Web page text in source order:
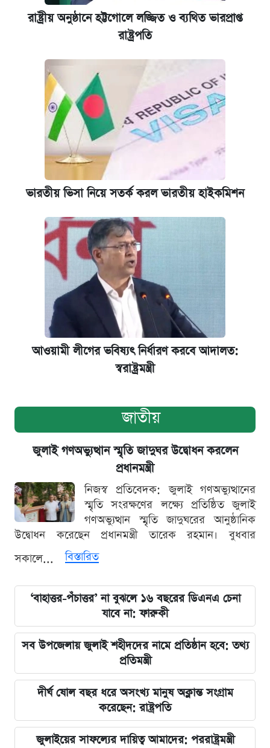
রাষ্ট্রীয় অনুষ্ঠানে হট্টগোলে লজ্জিত ও ব্যথিত ভারপ্রাপ্ত
রাষ্ট্রপতি
ভারতীয় ভিসা নিয়ে সতর্ক করল ভারতীয় হাইকমিশন
আওয়ামী লীগের ভবিষ্যৎ নির্ধারণ করবে আদালত:
স্বরাষ্ট্রমন্ত্রী
জাতীয়
জুলাই গণঅভ্যুত্থান স্মৃতি জাদুঘর উদ্বোধন করলেন
প্রধানমন্ত্রী
নিজস্ব প্রতিবেদক: জুলাই গণঅভ্যুত্থানের
স্মৃতি সংরক্ষণের লক্ষ্যে প্রতিষ্ঠিত জুলাই
গণঅভ্যুত্থান স্মৃতি জাদুঘরের আনুষ্ঠানিক
উদ্বোধন করেছেন প্রধানমন্ত্রী তারেক রহমান। বুধবার
সকালে...
বিস্তারিত
‘বাহাত্তর-পঁচাত্তর’ না বুঝলে ১৬ বছরের ডিএনএ চেনা
যাবে না: ফারুকী
সব উপজেলায় জুলাই শহীদদের নামে প্রতিষ্ঠান হবে: তথ্য
প্রতিমন্ত্রী
দীর্ঘ ষোল বছর ধরে অসংখ্য মানুষ অক্লান্ত সংগ্রাম
করেছেন: রাষ্ট্রপতি
জুলাইয়ের সাফল্যের দায়িত্ব আমাদের: পররাষ্ট্রমন্ত্রী